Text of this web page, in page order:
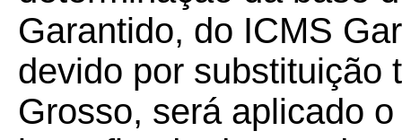
Garantido, do ICMS
devido por substituição
Grosso, será aplicado